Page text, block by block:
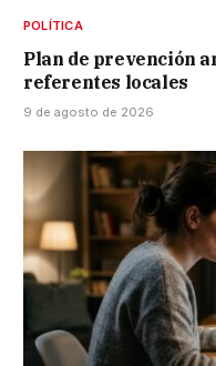
POLÍTICA
Plan de prevención
referentes locales
9 de agosto de 2026